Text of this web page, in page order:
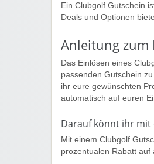
Ein Clubgolf Gutschein
Deals und Optionen
Anleitung zum
Das Einlösen eines
passenden Gutschein
ihr eure gewünschten
automatisch auf euren
Darauf könnt ihr mit
Mit einem Clubgolf
prozentualen Rabatt auf